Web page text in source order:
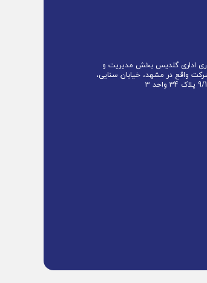
اداری گلدیس بخش مدیریت و
واقع در مشهد، خیابان سنایی،